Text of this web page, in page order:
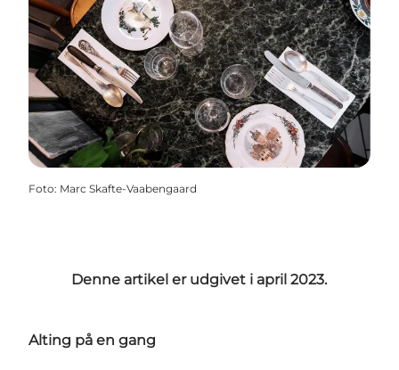
Foto: Marc Skafte-Vaabengaard
Denne artikel er udgivet i april 2023.
Alting på en gang